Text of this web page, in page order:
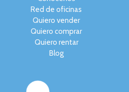
Red de oficinas
Quiero vender
Quiero comprar
Quiero rentar
Blog